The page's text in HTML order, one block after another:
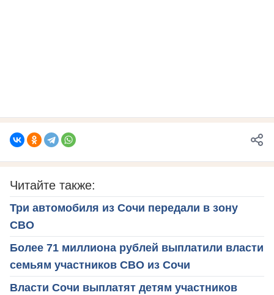
Читайте также:
Три автомобиля из Сочи передали в зону
СВО
Более 71 миллиона рублей выплатили власти
семьям участников СВО из Сочи
Власти Сочи выплатят детям участников